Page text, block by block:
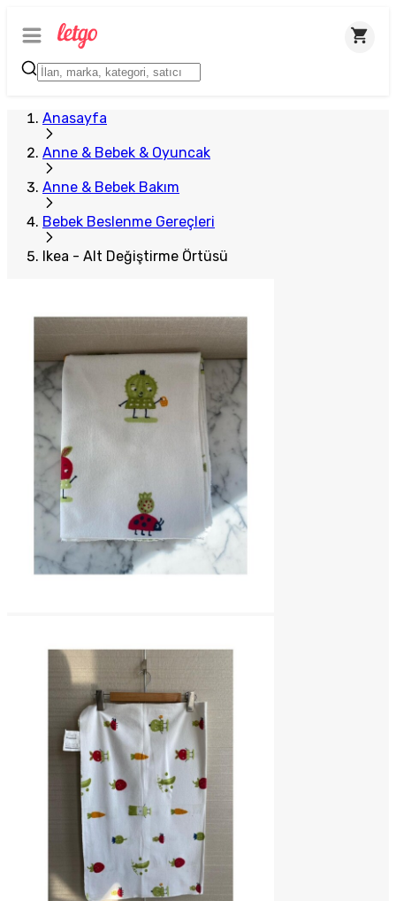
Anasayfa
Anne & Bebek & Oyuncak
Anne & Bebek Bakım
Bebek Beslenme Gereçleri
Ikea - Alt Değiştirme Örtüsü